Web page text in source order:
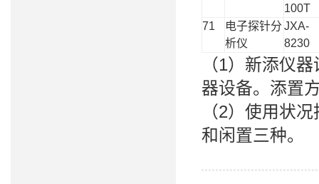
100T
71
电子探针分
析仪
JXA-
8230
（1）新添仪
器设备。添置
（2）使用状
和闲置三种。